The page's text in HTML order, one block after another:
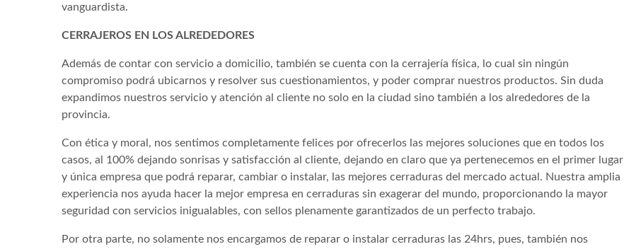
vanguardista.
CERRAJEROS EN LOS ALREDEDORES
Además de contar con servicio a domicilio, también se cuenta con la cerrajería física, lo cual sin ningún
compromiso podrá ubicarnos y resolver sus cuestionamientos, y poder comprar nuestros productos. Sin duda
expandimos nuestros servicio y atención al cliente no solo en la ciudad sino también a los alrededores de la
provincia.
Con ética y moral, nos sentimos completamente felices por ofrecerlos las mejores soluciones que en todos los
casos, al 100% dejando sonrisas y satisfacción al cliente, dejando en claro que ya pertenecemos en el primer lugar
y única empresa que podrá reparar, cambiar o instalar, las mejores cerraduras del mercado actual. Nuestra amplia
experiencia nos ayuda hacer la mejor empresa en cerraduras sin exagerar del mundo, proporcionando la mayor
seguridad con servicios inigualables, con sellos plenamente garantizados de un perfecto trabajo.
Por otra parte, no solamente nos encargamos de reparar o instalar cerraduras las 24hrs, pues, también nos